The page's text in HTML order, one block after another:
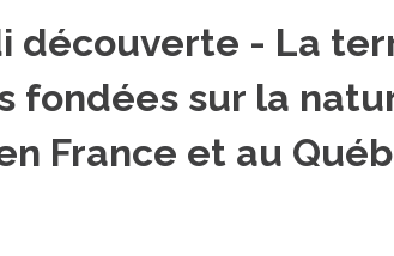
découverte - La
fondées sur la
France et au